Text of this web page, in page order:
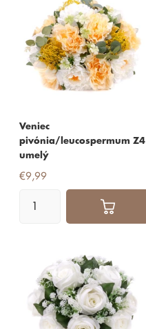
Veniec
pivónia/leucospermum Z4
umelý
€9,99